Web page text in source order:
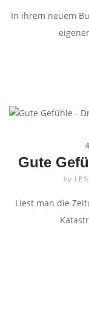
In ihrem neuem
Gute
by
Liest man die